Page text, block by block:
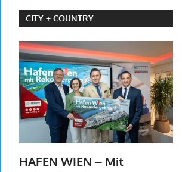
CITY + COUNTRY
HAFEN WIEN – Mit